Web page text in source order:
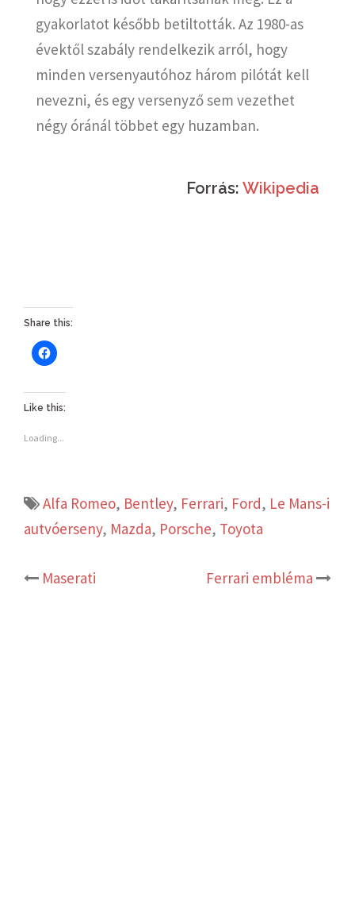
gyakorlatot később betiltották. Az 1980-as
évektől szabály rendelkezik arról, hogy
minden versenyautóhoz három pilótát kell
nevezni, és egy versenyző sem vezethet
négy óránál többet egy huzamban.
Forrás: Wikipedia
Share this:
Like this:
Loading...
Alfa Romeo, Bentley, Ferrari, Ford, Le Mans-i
autvóerseny, Mazda, Porsche, Toyota
Post
Maserati Ferrari embléma